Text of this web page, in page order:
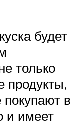
будет
только
продукты,
покупают в
и имеет